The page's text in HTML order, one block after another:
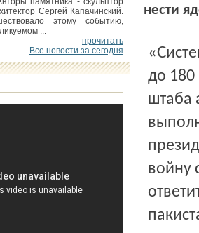
Сергей Капачинский.
этому событию,
...
прочитать
Все новости за сегодня
нести
«Система способна доставлять боеголовки на расстояние
до 180
штаба
войну